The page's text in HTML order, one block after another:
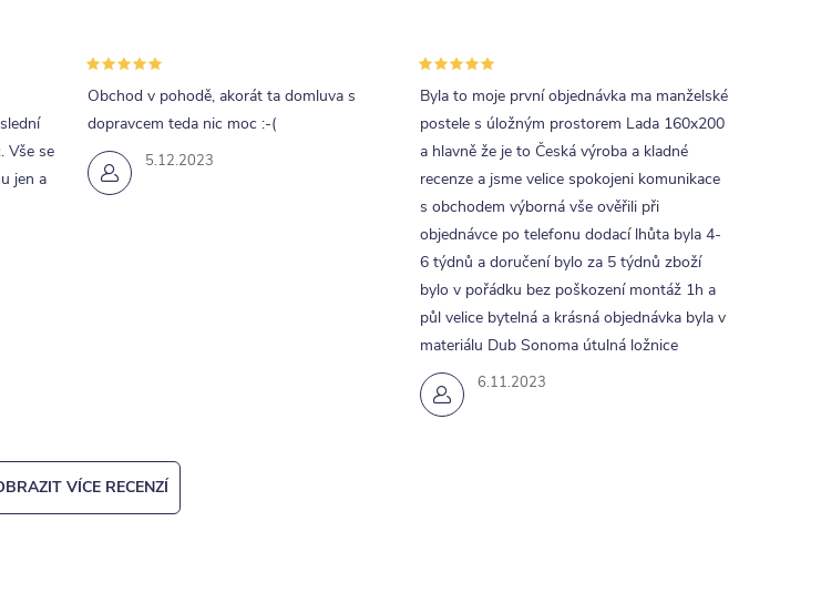
Vše se
jen a
5.12.2023
Obchod v pohodě, akorát ta domluva s
dopravcem teda nic moc :-(
6.11.2023
Byla to moje první objednávka ma manželské
postele s úložným prostorem Lada 160x200
a hlavně že je to Česká výroba a kladné
recenze a jsme velice spokojeni komunikace
s obchodem výborná vše ověřili při
objednávce po telefonu dodací lhůta byla 4-
6 týdnů a doručení bylo za 5 týdnů zboží
bylo v pořádku bez poškození montáž 1h a
půl velice bytelná a krásná objednávka byla v
materiálu Dub Sonoma útulná ložnice
VÍCE RECENZÍ